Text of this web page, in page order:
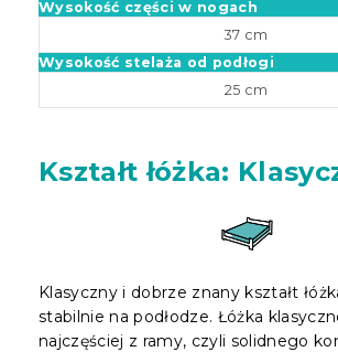
Wysokość części w nogach
37 cm
Wysokość stelaża od podłogi
25 cm
Kształt łóżka:
Klasyczny i dobrze znany kształt
stabilnie na podłodze. Łóżka
najczęściej z ramy, czyli solidnego